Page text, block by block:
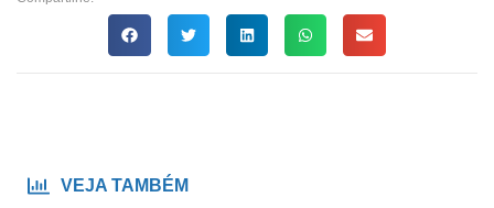
VEJA TAMBÉM